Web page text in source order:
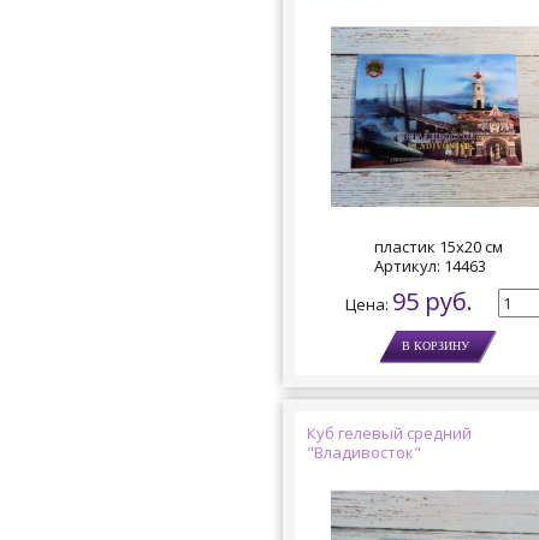
пластик 15х20 см
Артикул: 14463
Цена: 95 руб.
Куб гелевый средний
"Владивосток"